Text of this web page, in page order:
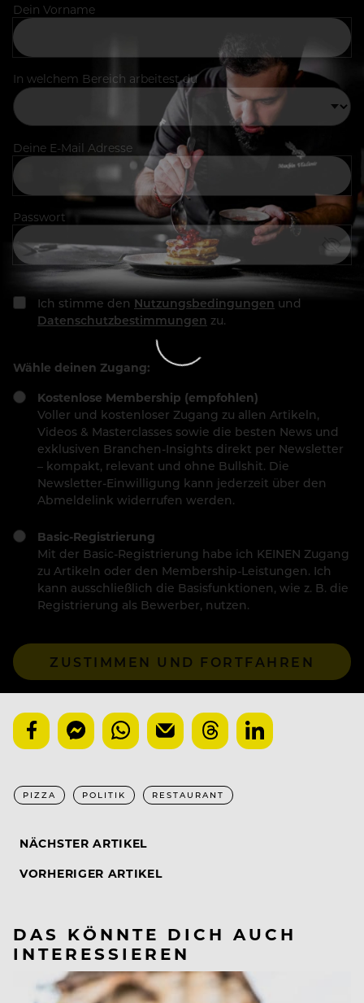
Dein Vorname
In welchem Bereich arbeitest du
Deine E-Mail Adresse
Passwort
Ich stimme den Nutzungsbedingungen und
Datenschutzbestimmungen zu.
Wähle deinen Zugang:
Kostenlose Membership (empfohlen)
Voller und kostenloser Zugang zu allen Artikeln,
Videos & Masterclasses sowie die besten News und
exklusiven Branchen-Insights direkt per Newsletter
– kompakt, relevant und ohne Bullshit. Die
Newsletter-Einwilligung kann jederzeit über den
Abmeldelink widerrufen werden.
Basic-Registrierung
Mit der Basic-Registrierung habe ich KEINEN Zugang
zu Artikeln oder den Membership-Leistungen. Ich
kann ausschließlich die Basisfunktionen, wie z. B. die
Registrierung als Bewerber, nutzen.
ZUSTIMMEN UND FORTFAHREN
PIZZA POLITIK RESTAURANT
NÄCHSTER ARTIKEL
VORHERIGER ARTIKEL
DAS KÖNNTE DICH AUCH
INTERESSIEREN